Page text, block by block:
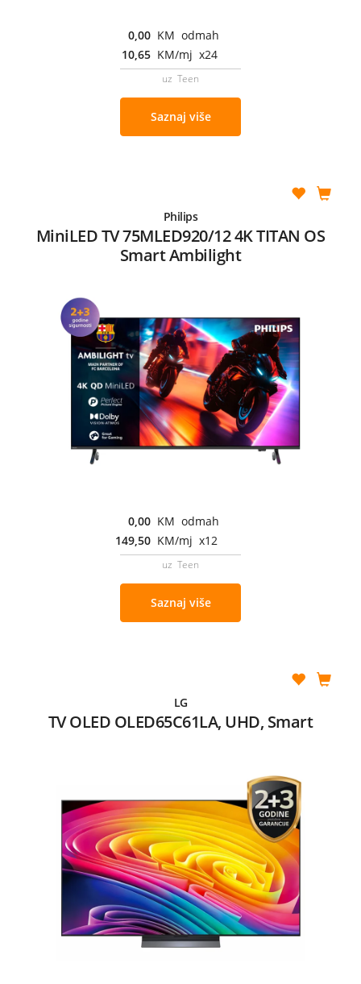
0,00 KM odmah
10,65 KM/mj x24
uz Teen
Saznaj više
Philips
MiniLED TV 75MLED920/12 4K TITAN OS
Smart Ambilight
0,00 KM odmah
149,50 KM/mj x12
uz Teen
Saznaj više
LG
TV OLED OLED65C61LA, UHD, Smart